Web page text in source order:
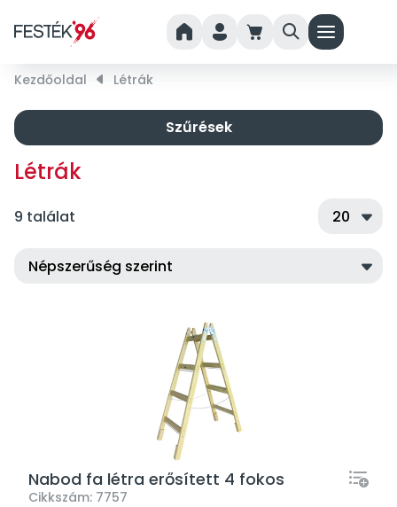
home person cart search menu
Kezdőoldal right_small Létrák
Létrák
9 találat
Nabod fa létra erősített 4 fokos
Cikkszám: 7757
Szűrések